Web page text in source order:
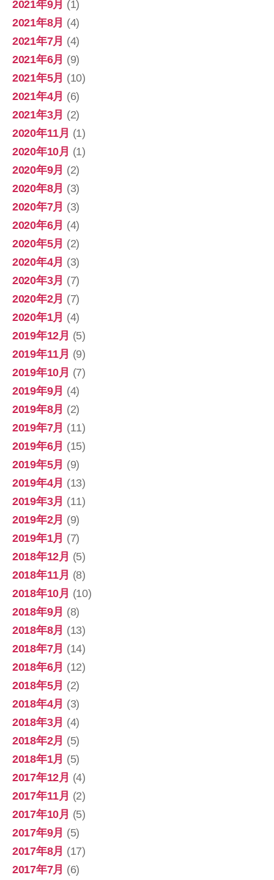
2021年9月 (1)
2021年8月 (4)
2021年7月 (4)
2021年6月 (9)
2021年5月 (10)
2021年4月 (6)
2021年3月 (2)
2020年11月 (1)
2020年10月 (1)
2020年9月 (2)
2020年8月 (3)
2020年7月 (3)
2020年6月 (4)
2020年5月 (2)
2020年4月 (3)
2020年3月 (7)
2020年2月 (7)
2020年1月 (4)
2019年12月 (5)
2019年11月 (9)
2019年10月 (7)
2019年9月 (4)
2019年8月 (2)
2019年7月 (11)
2019年6月 (15)
2019年5月 (9)
2019年4月 (13)
2019年3月 (11)
2019年2月 (9)
2019年1月 (7)
2018年12月 (5)
2018年11月 (8)
2018年10月 (10)
2018年9月 (8)
2018年8月 (13)
2018年7月 (14)
2018年6月 (12)
2018年5月 (2)
2018年4月 (3)
2018年3月 (4)
2018年2月 (5)
2018年1月 (5)
2017年12月 (4)
2017年11月 (2)
2017年10月 (5)
2017年9月 (5)
2017年8月 (17)
2017年7月 (6)